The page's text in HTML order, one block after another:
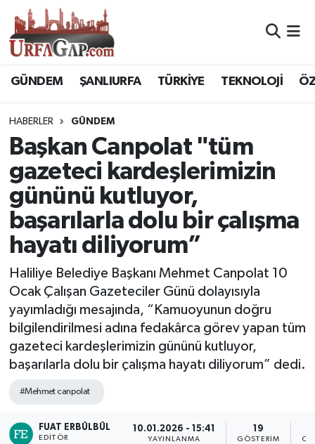
GÜNDEM ŞANLIURFA TÜRKİYE TEKNOLOJİ
HABERLER GÜNDEM
Başkan Canpolat "tüm
gazeteci kardeşlerimizin
gününü kutluyor,
başarılarla dolu bir çalışma
hayatı diliyorum”
Haliliye Belediye Başkanı Mehmet Canpolat 10
Ocak Çalışan Gazeteciler Günü dolayısıyla
yayımladığı mesajında, “Kamuoyunun doğru
bilgilendirilmesi adına fedakârca görev yapan tüm
gazeteci kardeşlerimizin gününü kutluyor,
başarılarla dolu bir çalışma hayatı diliyorum” dedi.
#Mehmet canpolat
FUAT ERBÜLBÜL
EDITÖR
10.01.2026 - 15:41
YAYINLANMA
19
GÖSTERIM
Nöbetçi Eczaneler
Hava Durumu
Namaz Vakitleri
Trafik Durumu
Süper Lig Puan Durumu ve Fikstür
Tüm Manşetler
Son Dakika Haberleri
Haber Arşivi